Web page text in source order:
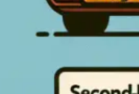
Navigație Mercedes C Class W203
Navigație Mercedes C Class W204
Navigație Mercedes W203
Navigație Mercedes W204
Navigație Passat B5